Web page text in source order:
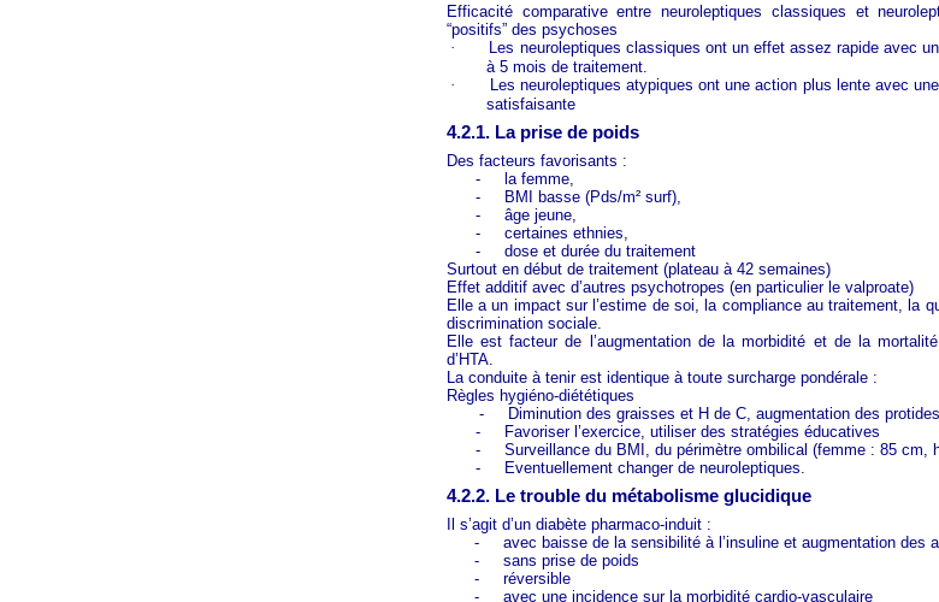
Efficacité comparative entre neuroleptiques classiques et
“positifs” des psychoses
·
Les neuroleptiques classiques ont un effet assez rapide avec
à 5 mois de traitement.
·
Les neuroleptiques atypiques ont une action plus lente avec
satisfaisante
4.2.1. La prise de poids
Des facteurs favorisants :
-
la femme,
-
BMI basse (Pds/m² surf),
-
âge jeune,
-
certaines ethnies,
-
dose et durée du traitement
Surtout en début de traitement (plateau à 42 semaines)
Effet additif avec d’autres psychotropes (en particulier le valproate)
Elle a un impact sur l’estime de soi, la compliance au traitement, la
discrimination sociale.
Elle est facteur de l’augmentation de la morbidité et de la
d’HTA.
La conduite à tenir est identique à toute surcharge pondérale :
Règles hygiéno-diététiques
-
Diminution des graisses et H de C, augmentation des protides.
-
Favoriser l’exercice, utiliser des stratégies éducatives
-
Surveillance du BMI, du périmètre ombilical (femme : 85 cm,
-
Eventuellement changer de neuroleptiques.
4.2.2. Le trouble du métabolisme glucidique
Il s’agit d’un diabète pharmaco-induit :
-
avec baisse de la sensibilité à l’insuline et augmentation des
-
sans prise de poids
-
réversible
-
avec une incidence sur la morbidité cardio-vasculaire